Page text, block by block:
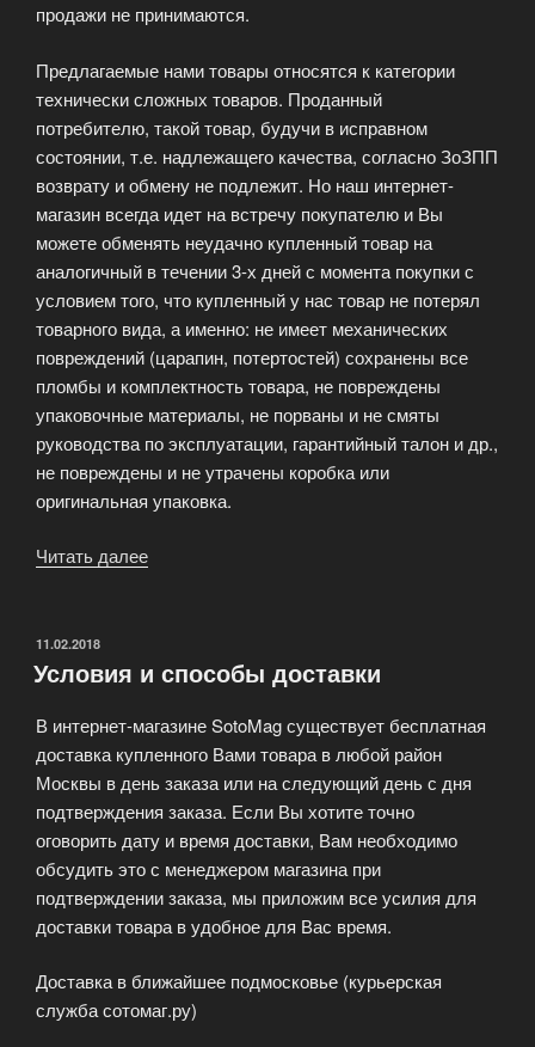
продажи не принимаются.
Предлагаемые нами товары относятся к категории
технически сложных товаров. Проданный
потребителю, такой товар, будучи в исправном
состоянии, т.е. надлежащего качества, согласно ЗоЗПП
возврату и обмену не подлежит. Но наш интернет-
магазин всегда идет на встречу покупателю и Вы
можете обменять неудачно купленный товар на
аналогичный в течении 3-х дней с момента покупки с
условием того, что купленный у нас товар не потерял
товарного вида, а именно: не имеет механических
повреждений (царапин, потертостей) сохранены все
пломбы и комплектность товара, не повреждены
упаковочные материалы, не порваны и не смяты
руководства по эксплуатации, гарантийный талон и др.,
не повреждены и не утрачены коробка или
оригинальная упаковка.
Читать далее
ОПУБЛИКОВАНО
11.02.2018
Условия и способы доставки
В интернет-магазине SotoMag существует бесплатная
доставка купленного Вами товара в любой район
Москвы в день заказа или на следующий день с дня
подтверждения заказа. Если Вы хотите точно
оговорить дату и время доставки, Вам необходимо
обсудить это с менеджером магазина при
подтверждении заказа, мы приложим все усилия для
доставки товара в удобное для Вас время.
Доставка в ближайшее подмосковье (курьерская
служба сотомаг.ру)